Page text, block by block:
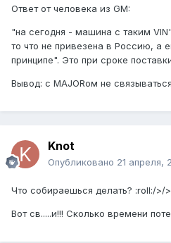
Ответ от человека из GM:
"на сегодня - машина с таким
то что не привезена в Россию, а
принципе". Это при сроке
Вывод: с MAJORом не
Knot
Опубликовано 21 апреля,
Что собираешься делать? :roll:/>/>
Вот св.....и!!! Сколько времени